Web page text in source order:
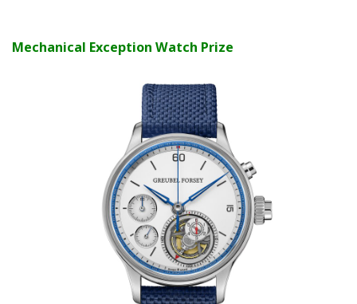
Mechanical Exception Watch Prize